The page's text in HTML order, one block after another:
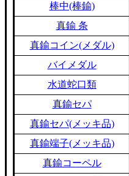
棒中(棒鍮)
真鍮 条
真鍮コイン(メダル)
バイメダル
水道蛇口類
真鍮セパ
真鍮セパ(メッキ品)
真鍮端子(メッキ品)
真鍮コーペル